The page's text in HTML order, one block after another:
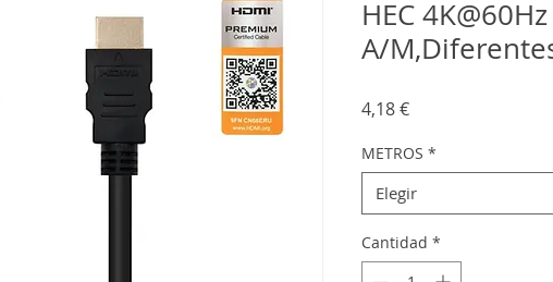
HEC
A/
4,18 €Precio
METROS *
Elegir
Cantidad *